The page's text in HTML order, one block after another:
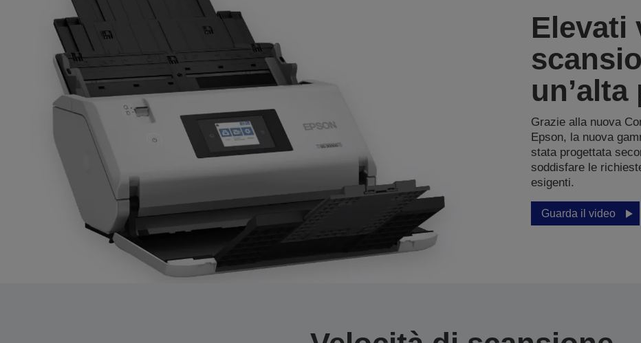
Elevati
Grazie alla nuova
Epson, la nuova
stata progettata
soddisfare le
esigenti.
Guarda il video